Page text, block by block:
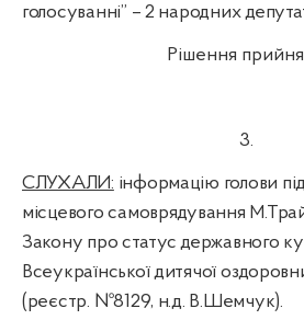
голосуванні” – 2 народних
Рішення
3.
СЛУХАЛИ: інформацію голови
місцевого самоврядування М.
Закону про статус державного
Всеукраїнської дитячої
(реєстр. №8129, н.д. В.Шемчук).